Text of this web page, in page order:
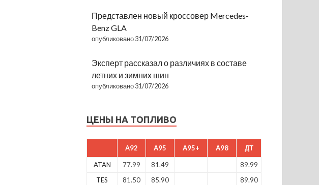
Представлен новый кроссовер Mercedes-
Benz GLA
опубликовано 31/07/2026
Эксперт рассказал о различиях в составе
летних и зимних шин
опубликовано 31/07/2026
ЦЕНЫ НА ТОПЛИВО
A92 A95 A95+ A98 ДТ
ATAN 77.99 81.49
89.99
TES
81.50 85.90
89.90